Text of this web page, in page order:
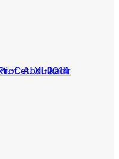
Cet. XI-2014
Abdulkadir